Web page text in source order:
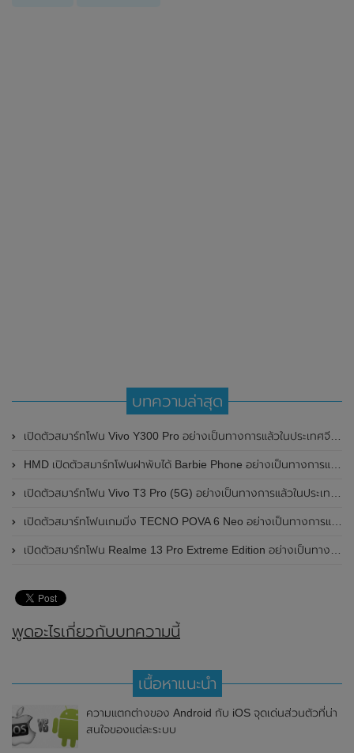
บทความล่าสุด
เปิดตัวสมาร์ทโฟน Vivo Y300 Pro อย่างเป็นทางการแล้วในประเทศจีน มาพร้อมดีไซน์พรีเมี่ยม ทนทาน และแบตเตอรี่สุดอึดขนาดใหญ่ 6,500mAh พร้อมรองรับการชาร์จไว 80W
HMD เปิดตัวสมาร์ทโฟนฝาพับได้ Barbie Phone อย่างเป็นทางการแล้ว มาพร้อมธีมสีชมพูสดใส
เปิดตัวสมาร์ทโฟน Vivo T3 Pro (5G) อย่างเป็นทางการแล้วในประเทศอินเดีย
เปิดตัวสมาร์ทโฟนเกมมิ่ง TECNO POVA 6 Neo อย่างเป็นทางการแล้วในประเทศไทย ในราคา 8,499 บาท
เปิดตัวสมาร์ทโฟน Realme 13 Pro Extreme Edition อย่างเป็นทางการแล้วในประเทศจีน
พูดอะไรเกี่ยวกับบทความนี้
เนื้อหาแนะนำ
ความแตกต่างของ Android กับ iOS จุดเด่นส่วนตัวที่น่า
สนใจของแต่ละระบบ